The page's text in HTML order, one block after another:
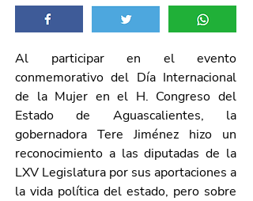
Al participar en el evento
conmemorativo del Día Internacional
de la Mujer en el H. Congreso del
Estado de Aguascalientes, la
gobernadora Tere Jiménez hizo un
reconocimiento a las diputadas de la
LXV Legislatura por sus aportaciones a
la vida política del estado, pero sobre